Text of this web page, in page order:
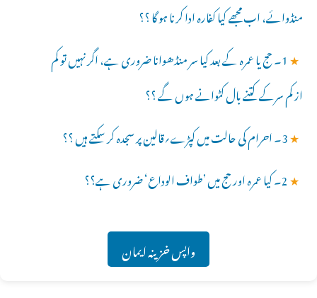
منڈوائے، اب مجھے کیا کفارہ ادا کرنا ہو گا ؟؟
★ 1۔ حج یا عمرہ کے بعد کیا سر منڈھوانا ضروری ہے، اگر نہیں تو کم
از کم سرکے کتنے بال کٹوانے ہوں گے ؟؟
★3۔ احرام کی حالت میں کپڑے؍قالین پر سجدہ کر سکتے ہیں ؟؟
★2۔ کیا عمرہ اور حج میں ’طواف الوداع‘ ضروری ہے؟؟
واپس خزینہ ایمان